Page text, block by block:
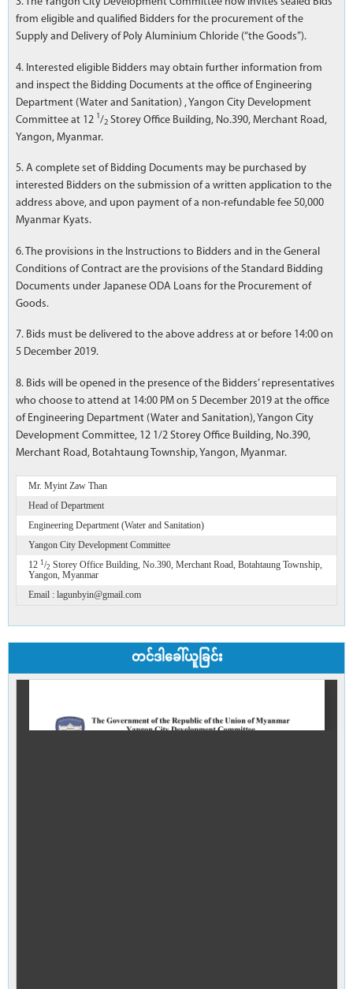
from eligible and qualified Bidders for the procurement of the
Supply and Delivery of Poly Aluminium Chloride (“the Goods”).
4. Interested eligible Bidders may obtain further information from
and inspect the Bidding Documents at the office of Engineering
Department (Water and Sanitation) , Yangon City Development
Committee at 12 1/2Storey Office Building, No.390, Merchant Road,
Yangon, Myanmar.
5. A complete set of Bidding Documents may be purchased by
interested Bidders on the submission of a written application to the
address above, and upon payment of a non-refundable fee 50,000
Myanmar Kyats.
6. The provisions in the Instructions to Bidders and in the General
Conditions of Contract are the provisions of the Standard Bidding
Documents under Japanese ODA Loans for the Procurement of
Goods.
7. Bids must be delivered to the above address at or before 14:00 on
5 December 2019.
8. Bids will be opened in the presence of the Bidders’ representatives
who choose to attend at 14:00 PM on 5 December 2019 at the office
of Engineering Department (Water and Sanitation), Yangon City
Development Committee, 12 1/2 Storey Office Building, No.390,
Merchant Road, Botahtaung Township, Yangon, Myanmar.
Mr. Myint Zaw Than
Head of Department
Engineering Department (Water and Sanitation)
Yangon City Development Committee
12 1 /2 Storey Office Building, No.390, Merchant Road, Botahtaung Township,
Yangon, Myanmar
Email : lagunbyin@gmail.com
တင်ဒါခေါ်ယူခြင်း